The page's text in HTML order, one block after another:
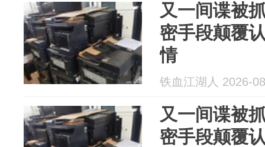
又一间谍被
密手段颠覆
情
铁血江湖人 2026-
又一间谍被
密手段颠覆